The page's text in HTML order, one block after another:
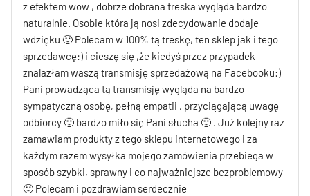
z efektem wow , dobrze dobrana treska wygląda bardzo
naturalnie. Osobie która ją nosi zdecydowanie dodaje
wdzięku 🙂 Polecam w 100% tą treskę, ten sklep jak i tego
sprzedawcę:) i cieszę się ,że kiedyś przez przypadek
znalazłam waszą transmisję sprzedażową na Facebooku:)
Pani prowadząca tą transmisję wygląda na bardzo
sympatyczną osobę, pełną empatii , przyciągającą uwagę
odbiorcy 🙂 bardzo miło się Pani słucha 🙂 . Już kolejny raz
zamawiam produkty z tego sklepu internetowego i za
każdym razem wysyłka mojego zamówienia przebiega w
sposób szybki, sprawny i co najważniejsze bezproblemowy
🙂 Polecam i pozdrawiam serdecznie